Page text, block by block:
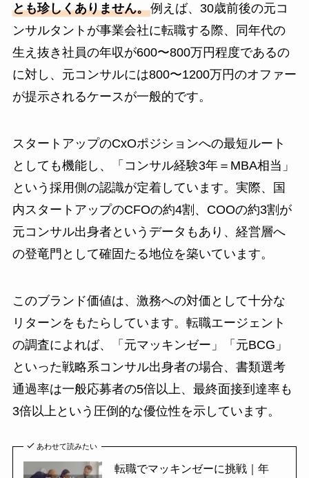
とも珍しくありません。例えば、30歳前後の元コ
ンサルタントが事業会社に転職する際、同年代の
生え抜き社員の年収が600〜800万円程度であるの
に対し、元コンサルには800〜1200万円のオファー
が提示されるケースが一般的です。
スタートアップのCxOポジションへの最短ルート
としても機能し、「コンサル経験3年＝MBA相当」
という採用側の認識が定着しています。実際、国
内スタートアップのCFOの約4割、COOの約3割が
元コンサル出身者というデータもあり、経営層へ
の登竜門として確固たる地位を築いています。
このブランド価値は、激務への対価として十分な
リターンをもたらしています。転職エージェント
の調査によれば、「元マッキンゼー」「元BCG」
といった戦略系コンサル出身者の場合、書類選考
通過率は一般応募者の5倍以上、最終面接到達率も
3倍以上という圧倒的な優位性を示しています。
あわせて読みたい
転職でマッキンゼーに挑戦｜年